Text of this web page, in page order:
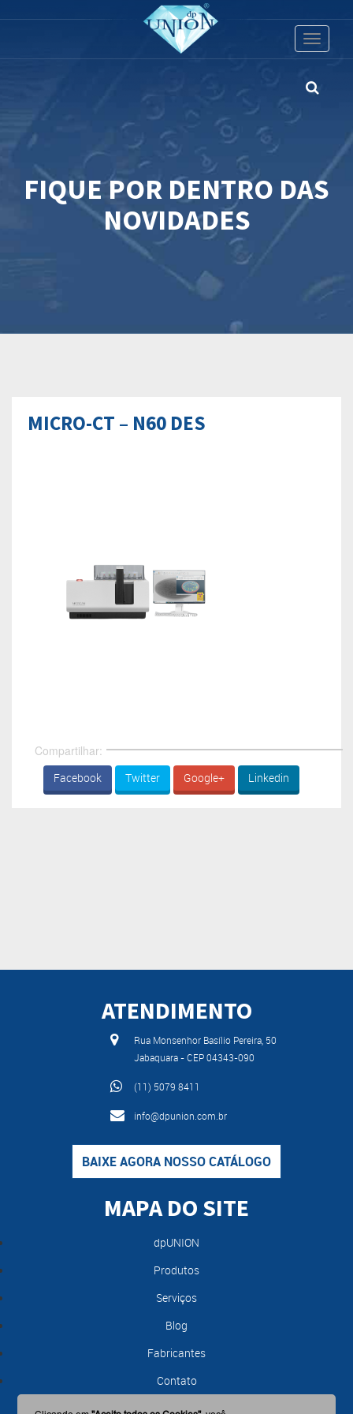
Toggle
FIQUE POR DENTRO DAS
NOVIDADES
MICRO-CT – N60 DES
Compartilhar:
Facebook Twitter Google+ Linkedin
ATENDIMENTO
Rua Monsenhor Basílio Pereira, 50
Jabaquara - CEP 04343-090
(11) 5079 8411
info@dpunion.com.br
BAIXE AGORA NOSSO CATÁLOGO
MAPA DO SITE
dpUNION
Produtos
Serviços
Blog
Fabricantes
Contato